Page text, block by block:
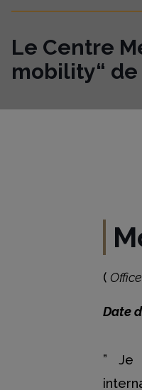
Le Centre
mobility“
(
Date
” Je